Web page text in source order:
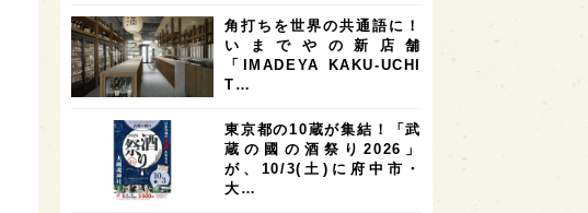
オーストラリア 2 台湾 2 アジア 2
SAKEの時代を生きる
全蔵めぐり 1 シンガポール 1 カナダ 1
1 熊本県 徳島県
角打ちを世界の共通語に！
いまでやの新店舗
「IMADEYA KAKU-UCHI
T…
東京都の10蔵が集結！「武
蔵の國の酒祭り2026」
が、10/3(土)に府中市・
大…